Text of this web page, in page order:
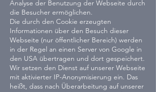
Analyse der Benutzung der Webseite durch
die Besucher ermöglichen.
Die durch den Cookie erzeugten
Informationen über den Besuch dieser
Webseite (nur öffentlicher Bereich) werden
in der Regel an einen Server von Google in
den USA übertragen und dort gespeichert.
Wir setzen den Dienst auf unserer Webseite
mit aktivierter IP-Anonymisierung ein. Das
heißt, dass nach Überarbeitung auf unserer